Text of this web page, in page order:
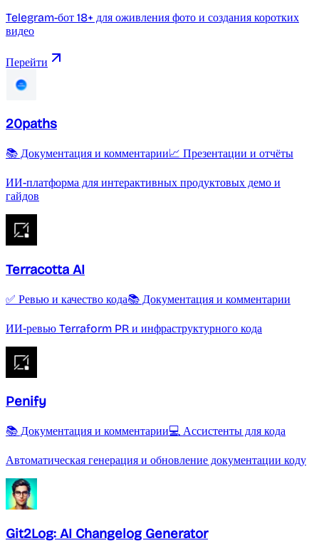
Telegram-бот 18+ для оживления фото и создания коротких
видео
Перейти
20paths
📚 Документация и комментарии📈 Презентации и отчёты
ИИ-платформа для интерактивных продуктовых демо и
гайдов
Terracotta AI
✅ Ревью и качество кода📚 Документация и комментарии
ИИ-ревью Terraform PR и инфраструктурного кода
Penify
📚 Документация и комментарии💻 Ассистенты для кода
Автоматическая генерация и обновление документации коду
Git2Log: AI Changelog Generator